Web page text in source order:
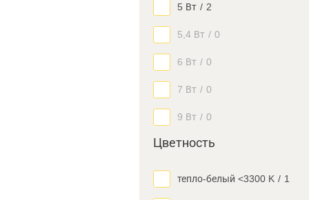
5 Вт / 2
5,4 Вт / 0
6 Вт / 0
7 Вт / 0
9 Вт / 0
Цветность
тепло-белый <3300 K / 1